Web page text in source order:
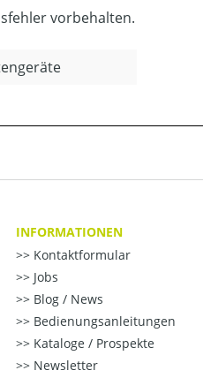
vorbehalten.
INFORMATIONEN
Kontaktformular
Jobs
Blog / News
Bedienungsanleitungen
Kataloge / Prospekte
Newsletter